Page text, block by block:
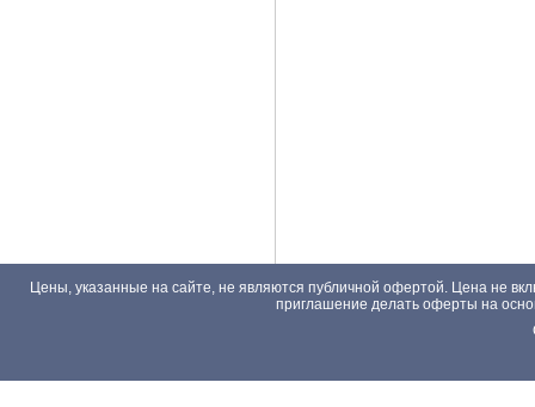
Цены, указанные на сайте, не являются публичной офертой. Цена не
приглашение делать оферты на